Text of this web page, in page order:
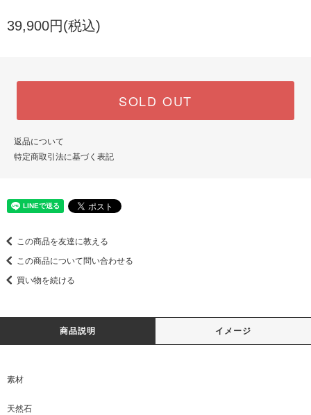
39,900円(税込)
SOLD OUT
返品について
特定商取引法に基づく表記
この商品を友達に教える
この商品について問い合わせる
買い物を続ける
商品説明 イメージ
素材
天然石